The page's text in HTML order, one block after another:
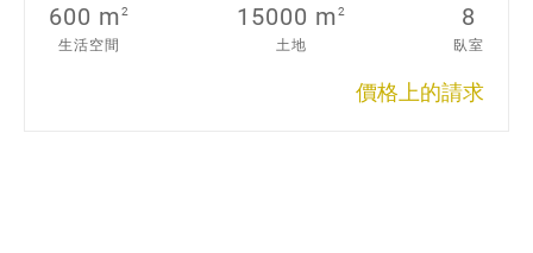
600 m2
生活空間
15000 m2
土地
8
臥室
價格上的請求